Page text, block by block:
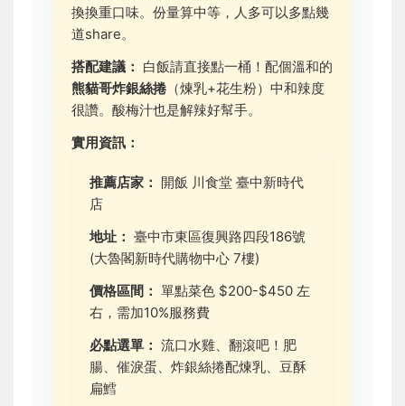
換換重口味。份量算中等，人多可以多點幾
道share。
搭配建議： 白飯請直接點一桶！配個溫和的
熊貓哥炸銀絲捲（煉乳+花生粉）中和辣度
很讚。酸梅汁也是解辣好幫手。
實用資訊：
推薦店家： 開飯 川食堂 臺中新時代
店
地址： 臺中市東區復興路四段186號
(大魯閣新時代購物中心 7樓)
價格區間： 單點菜色 $200-$450 左
右，需加10%服務費
必點選單： 流口水雞、翻滾吧！肥
腸、催淚蛋、炸銀絲捲配煉乳、豆酥
扁鱈